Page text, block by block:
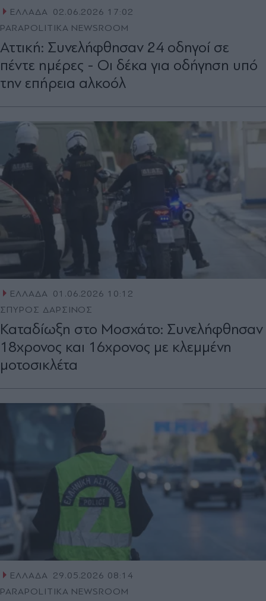
ΕΛΛΑΔΑ 02.06.2026 17:02
PARAPOLITIKA NEWSROOM
Αττική: Συνελήφθησαν 24 οδηγοί σε
πέντε ημέρες - Οι δέκα για οδήγηση υπό
την επήρεια αλκοόλ
ΕΛΛΑΔΑ 01.06.2026 10:12
ΣΠΥΡΟΣ ΔΑΡΣΙΝΟΣ
Καταδίωξη στο Μοσχάτο: Συνελήφθησαν
18χρονος και 16χρονος με κλεμμένη
μοτοσικλέτα
ΕΛΛΑΔΑ 29.05.2026 08:14
PARAPOLITIKA NEWSROOM